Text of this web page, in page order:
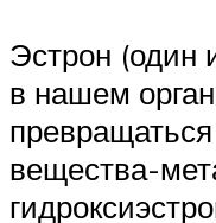
Эстрон (один
в нашем
вещества-